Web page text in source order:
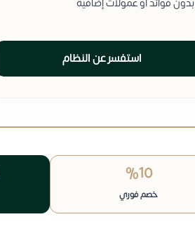
استفسر عن النظام
%10
خصم فوري